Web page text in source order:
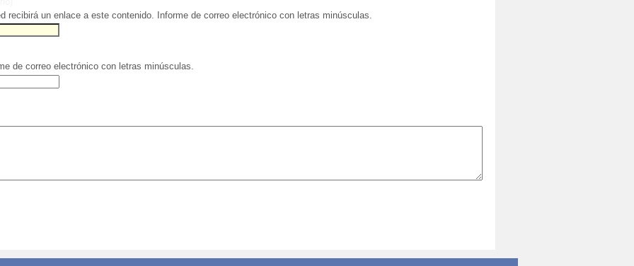
recibirá un enlace a este contenido. Informe de correo electrónico con letras minúsculas.
de correo electrónico con letras minúsculas.